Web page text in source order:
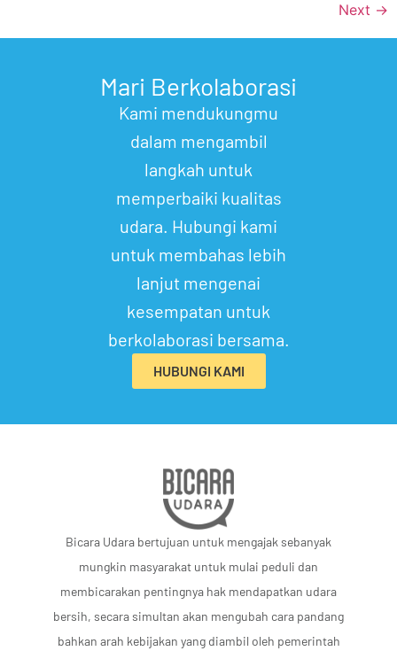
Next →
Mari Berkolaborasi
Kami mendukungmu
dalam mengambil
langkah untuk
memperbaiki kualitas
udara. Hubungi kami
untuk membahas lebih
lanjut mengenai
kesempatan untuk
berkolaborasi bersama.
HUBUNGI KAMI
Bicara Udara bertujuan untuk mengajak sebanyak
mungkin masyarakat untuk mulai peduli dan
membicarakan pentingnya hak mendapatkan udara
bersih, secara simultan akan mengubah cara pandang
bahkan arah kebijakan yang diambil oleh pemerintah